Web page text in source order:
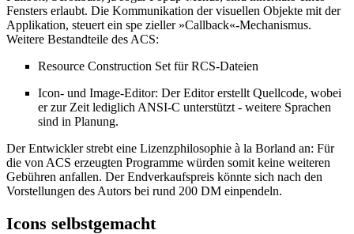
Fensters erlaubt. Die Kommunikation der visuellen Objekte mit der
Applikation, steuert ein spe zieller »Callback«-Mechanismus.
Weitere Bestandteile des ACS:
Resource Construction Set für RCS-Dateien
Icon- und Image-Editor: Der Editor erstellt Quellcode, wobei
er zur Zeit lediglich ANSI-C unterstützt - weitere Sprachen
sind in Planung.
Der Entwickler strebt eine Lizenzphilosophie à la Borland an: Für
die von ACS erzeugten Programme würden somit keine weiteren
Gebühren anfallen. Der Endverkaufspreis könnte sich nach den
Vorstellungen des Autors bei rund 200 DM einpendeln.
Icons selbstgemacht